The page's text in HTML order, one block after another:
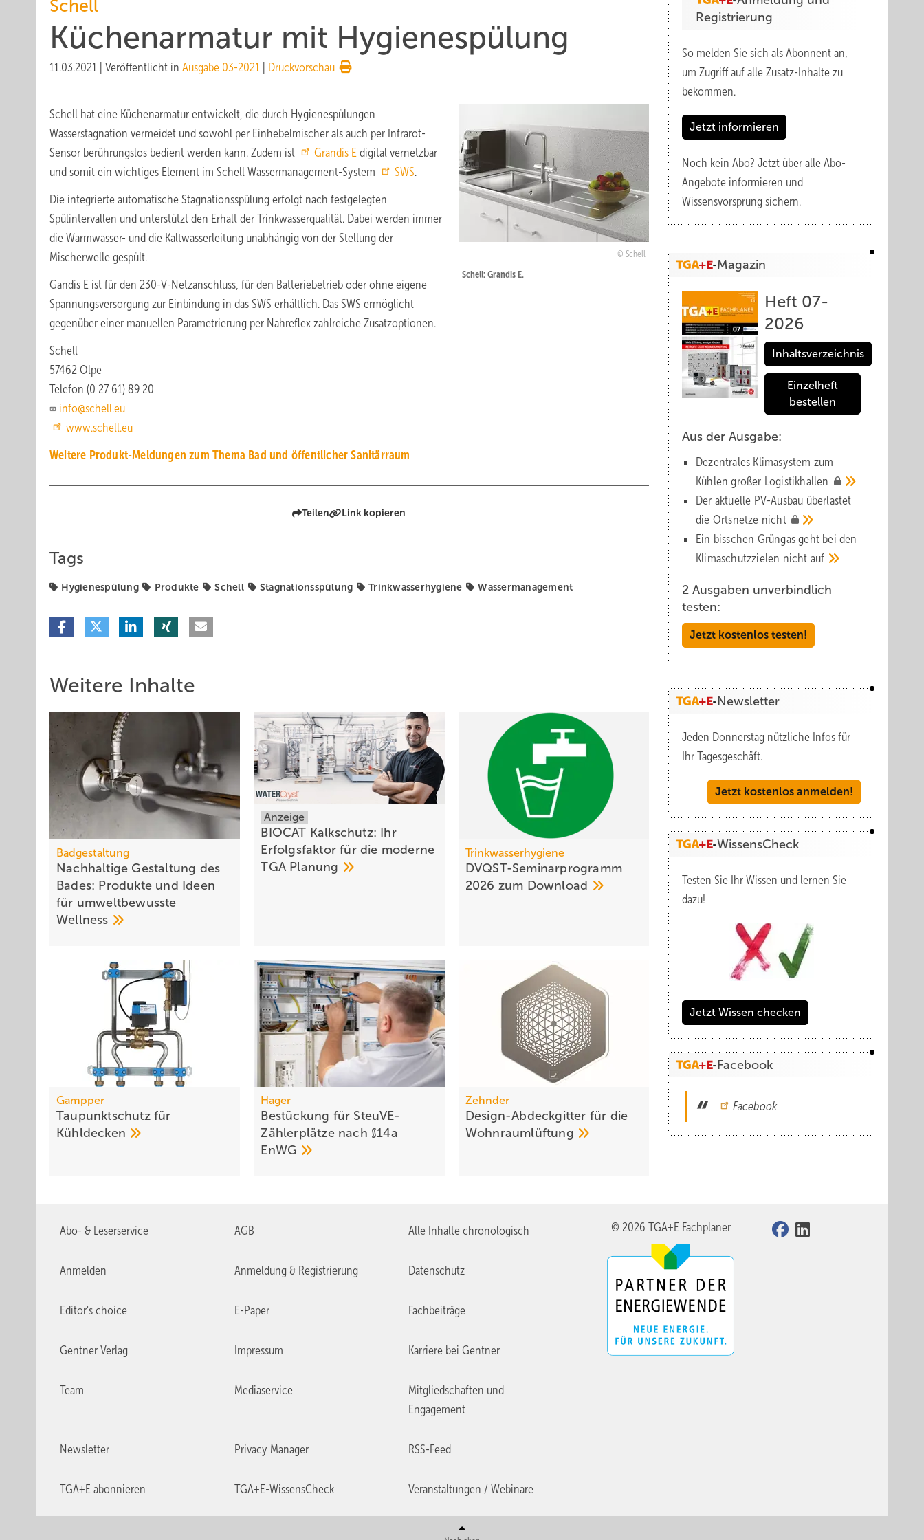
Schell
Küchenarmatur mit Hygienespülung
11.03.2021 Veröffentlicht in Ausgabe 03-2021 Druckvorschau
Schell
Schell: Grandis E.
Schell hat eine Küchenarmatur entwickelt, die durch Hygienespülungen
Wasserstagnation vermeidet und sowohl per Einhebelmischer als auch per Infrarot-
Sensor berührungslos bedient werden kann. Zudem ist
Grandis E digital vernetzbar
und somit ein wichtiges Element im Schell Wassermanagement-System
SWS.
Die integrierte automatische Stagnationsspülung erfolgt nach festgelegten
Spülintervallen und unterstützt den Erhalt der Trinkwasserqualität. Dabei werden immer
die Warmwasser- und die Kaltwasserleitung unabhängig von der Stellung der
Mischerwelle gespült.
Gandis E ist für den 230-V-Netzanschluss, für den Batteriebetrieb oder ohne eigene
Spannungsversorgung zur Einbindung in das SWS erhältlich. Das SWS ermöglicht
gegenüber einer manuellen Parametrierung per Nahreflex zahlreiche Zusatzoptionen.
Schell
57462 Olpe
Telefon (0 27 61) 89 20
info@schell.eu
www.schell.eu
Weitere Produkt-Meldungen zum Thema Bad und öffentlicher Sanitärraum
Teilen Link kopieren
Tags
Hygienespülung Produkte Schell Stagnationsspülung Trinkwasserhygiene Wassermanagement
Weitere Inhalte
Badgestaltung
Nachhaltige Gestaltung des
Bades: Produkte und Ideen
für umweltbewusste
Wellness
Anzeige
BIOCAT Kalkschutz: Ihr
Erfolgsfaktor für die moderne
TGA Planung
Trinkwasserhygiene
DVQST-Seminar­pro­gramm
2026 zum Down­load
Gampper
Taupunktschutz für
Kühldecken
Hager
Bestückung für SteuVE-
Zählerplätze nach §14a
EnWG
Zehnder
Design-Abdeckgitter für die
Wohnraumlüftung
Registrierung
So melden Sie sich als Abonnent an,
um Zugriff auf alle Zusatz-Inhalte zu
bekommen.
Jetzt informieren
Noch kein Abo? Jetzt über alle Abo-
Angebote informieren und
Wissensvorsprung sichern.
Magazin
Heft 07-
2026
Inhaltsverzeichnis
Einzelheft
bestellen
Aus der Ausgabe:
Dezentrales Klimasystem zum
Kühlen großer Logistik­hallen
Der aktuelle PV-Ausbau über­lastet
die Orts­netze nicht
Ein bisschen Grüngas geht bei den
Klima­schutz­zielen nicht auf
2 Ausgaben unverbindlich
testen:
Jetzt kostenlos testen!
Newsletter
Jeden Donnerstag nützliche Infos für
Ihr Tagesgeschäft.
Jetzt kostenlos anmelden!
WissensCheck
Testen Sie Ihr Wissen und lernen Sie
dazu!
Jetzt Wissen checken
Facebook
Facebook
Abo- & Leserservice AGB Alle Inhalte chronologisch
Anmelden Anmeldung & Registrierung Datenschutz
Editor's choice E-Paper Fachbeiträge
Gentner Verlag Impressum Karriere bei Gentner
Team Mediaservice
Mitgliedschaften und
Engagement
Newsletter Privacy Manager RSS-Feed
TGA+E abonnieren TGA+E-WissensCheck Veranstaltungen / Webinare
© 2026 TGA+E Fachplaner